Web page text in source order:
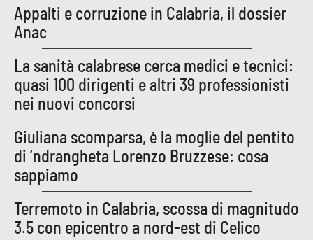
LaC Network
EDIZIONI
LOCALI
Catanzaro
Crotone
Vibo Valentia
Appalti e corruzione in Calabria, il dossier
Anac
La sanità calabrese cerca medici e tecnici:
quasi 100 dirigenti e altri 39 professionisti
nei nuovi concorsi
Giuliana scomparsa, è la moglie del pentito
di ’ndrangheta Lorenzo Bruzzese: cosa
sappiamo
Terremoto in Calabria, scossa di magnitudo
3.5 con epicentro a nord-est di Celico